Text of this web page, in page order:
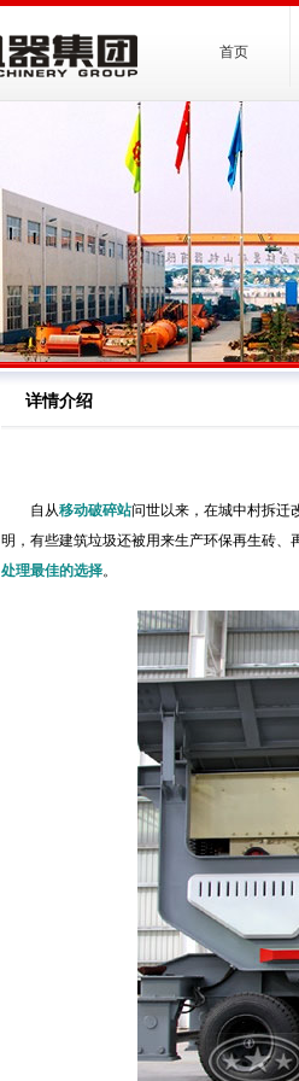
首页
详情介绍
自从移动破碎站问世以来，在城中村拆迁
明，有些建筑垃圾还被用来生产环保再生砖
处理最佳的选择。